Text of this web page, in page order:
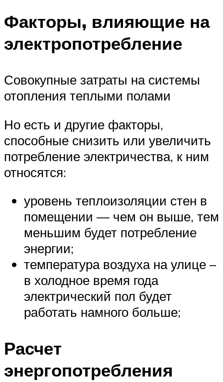
Факторы, влияющие на
электропотребление
Совокупные затраты на системы
отопления теплыми полами
Но есть и другие факторы,
способные снизить или увеличить
потребление электричества, к ним
относятся:
уровень теплоизоляции стен в
помещении — чем он выше, тем
меньшим будет потребление
энергии;
температура воздуха на улице –
в холодное время года
электрический пол будет
работать намного больше;
Расчет
энергопотребления